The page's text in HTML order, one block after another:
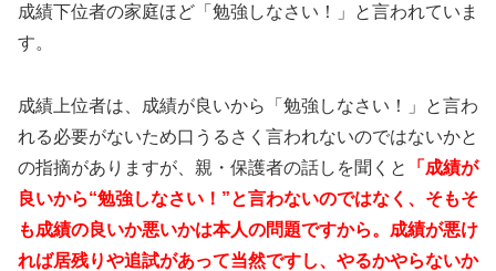
成績下位者の家庭ほど「勉強しなさい！」と言われていま
す。
成績上位者は、成績が良いから「勉強しなさい！」と言わ
れる必要がないため口うるさく言われないのではないかと
の指摘がありますが、親・保護者の話しを聞くと
「成績が
良いから“勉強しなさい！”と言わないのではなく、そもそ
も成績の良いか悪いかは本人の問題ですから。成績が悪け
れば居残りや追試があって当然ですし、やるかやらないか